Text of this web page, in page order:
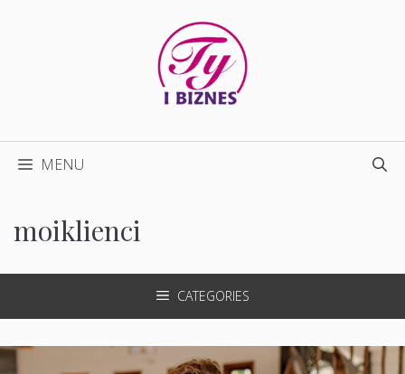
MENU
moiklienci
CATEGORIES